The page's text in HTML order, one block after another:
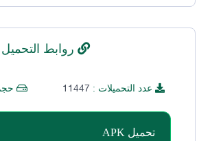
روابط التحميل
عدد التحميلات :11447
تحميل APK